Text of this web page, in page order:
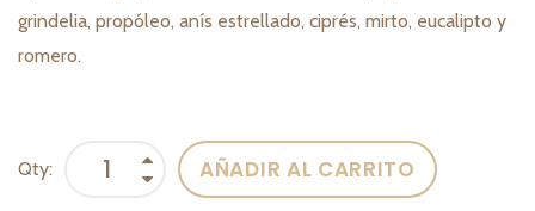
grindelia, propóleo, anís estrellado, ciprés, mirto, eucalipto y
romero.
Qty: AÑADIR AL CARRITO